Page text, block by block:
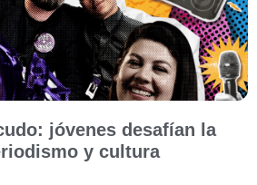
jóvenes desafían la
y cultura